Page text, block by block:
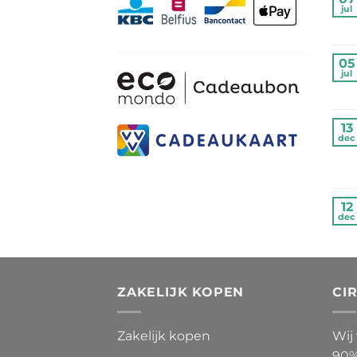
jul
05
jul
13
dec
12
dec
ZAKELIJK KOPEN
Zakelijk kopen
Wij